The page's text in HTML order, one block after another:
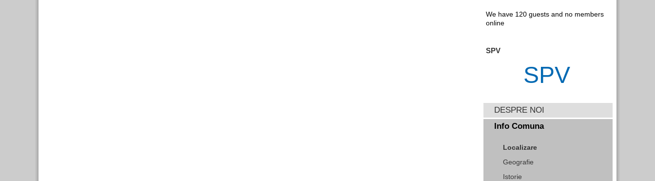
We have 120 guests and no members
online
SPV
SPV
DESPRE NOI
Info Comuna
Localizare
Geografie
Istorie